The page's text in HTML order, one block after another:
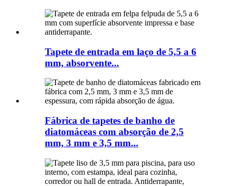
Tapete de entrada em laço de 5,5 a 6
mm, absorvente...
Fábrica de tapetes de banho de
diatomáceas com absorção de 2,5
mm, 3 mm e 3,5 mm...